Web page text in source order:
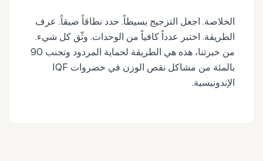
الخلاصة. اجعل التزجيج بسيطاً. حدد نطاقاً ضيقاً. عرف
الطريقة. اختبر عدداً كافياً من الوحدات. وثّق كل شيء.
من خبرتنا، هذه هي الطريقة لحماية المردود وتجنب 90
بالمئة من مشاكل نقص الوزن في خضروات IQF
الإندونيسية.